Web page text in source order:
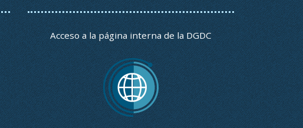
Acceso a la página interna de la DGDC